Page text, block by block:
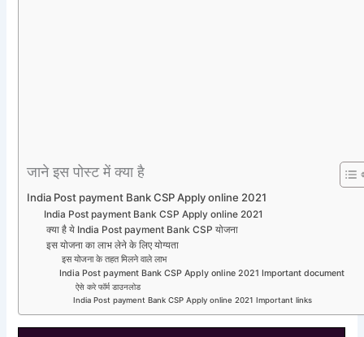
जाने इस पोस्ट में क्या है
India Post payment Bank CSP Apply online 2021
India Post payment Bank CSP Apply online 2021
क्या है ये India Post payment Bank CSP योजना
इस योजना का लाभ लेने के लिए योग्यता
इस योजना के तहत मिलने वाले लाभ
India Post payment Bank CSP Apply online 2021 Important document
ऐसे करे फॉर्म डाउनलोड
India Post payment Bank CSP Apply online 2021 Important links